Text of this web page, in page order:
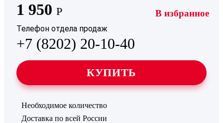
В избранное
1 950 Р
Телефон отдела продаж
+7 (8202) 20-10-40
КУПИТЬ
Необходимое количество
Доставка по всей России